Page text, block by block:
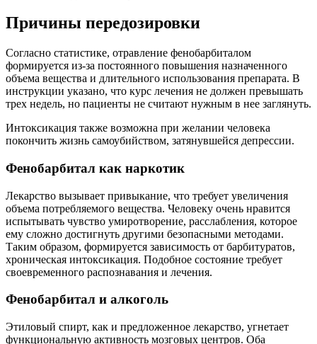
Причины передозировки
Согласно статистике, отравление фенобарбиталом
формируется из-за постоянного повышения назначенного
объема вещества и длительного использования препарата. В
инструкции указано, что курс лечения не должен превышать
трех недель, но пациенты не считают нужным в нее заглянуть.
Интоксикация также возможна при желании человека
покончить жизнь самоубийством, затянувшейся депрессии.
Фенобарбитал как наркотик
Лекарство вызывает привыкание, что требует увеличения
объема потребляемого вещества. Человеку очень нравится
испытывать чувство умиротворение, расслабления, которое
ему сложно достигнуть другими безопасными методами.
Таким образом, формируется зависимость от барбитуратов,
хроническая интоксикация. Подобное состояние требует
своевременного распознавания и лечения.
Фенобарбитал и алкоголь
Этиловый спирт, как и предложенное лекарство, угнетает
функциональную активность мозговых центров. Оба